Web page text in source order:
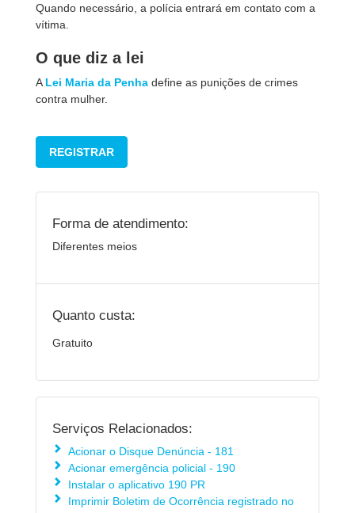
Quando necessário, a polícia entrará em contato com a
vítima.
O que diz a lei
A Lei Maria da Penha define as punições de crimes
contra mulher.
REGISTRAR
Forma de atendimento:
Diferentes meios
Quanto custa:
Gratuito
Serviços Relacionados:
Acionar o Disque Denúncia - 181
Acionar emergência policial - 190
Instalar o aplicativo 190 PR
Imprimir Boletim de Ocorrência registrado no